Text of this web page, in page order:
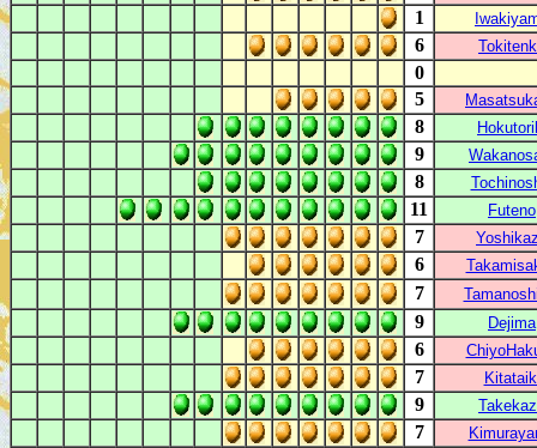
1
6
0
5
8
9
8
11 Futeno
7
6
7
9 Dejima
6
7
9
7